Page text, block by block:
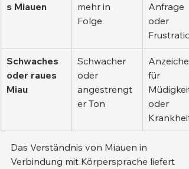
s Miauen
mehr in
Folge
Anfrage
oder
Schwaches
oder raues
Miau
Schwacher
oder
angestrengt
er Ton
für
Müdigkeit
oder
Krankheit
Das Verständnis von Miauen in
Verbindung mit Körpersprache liefert